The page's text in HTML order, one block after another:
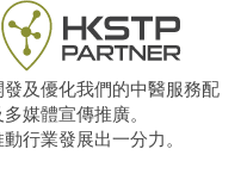
及優化我們的中醫服務配
媒體宣傳推廣。
行業發展出一分力。